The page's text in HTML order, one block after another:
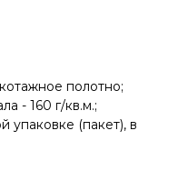
полотно;
- 160 г/кв.м.;
упаковке (пакет), в